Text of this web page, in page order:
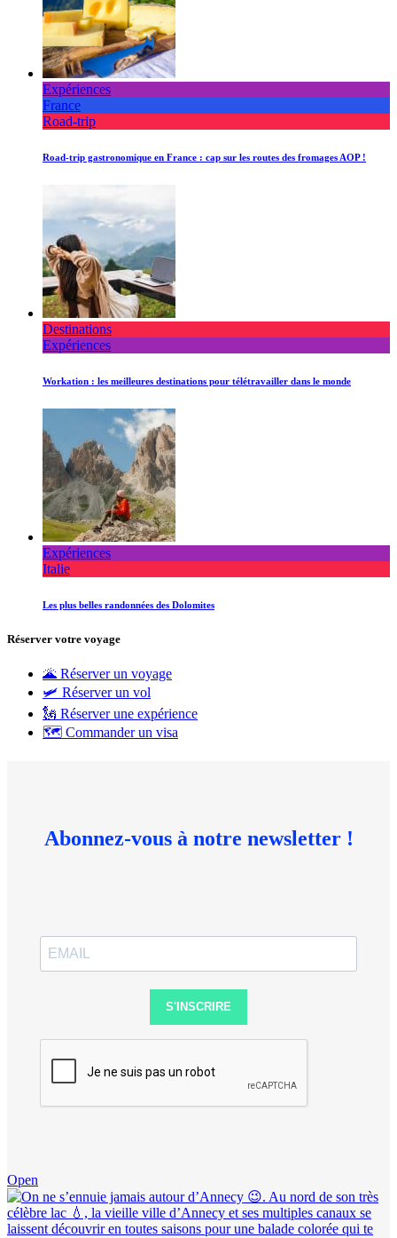
Expériences
France
Road-trip
Road-trip gastronomique en France : cap sur les routes des fromages AOP !
Destinations
Expériences
Workation : les meilleures destinations pour télétravailler dans le monde
Expériences
Italie
Les plus belles randonnées des Dolomites
Réserver votre voyage
🌋 Réserver un voyage
🛩 Réserver un vol
🗽 Réserver une expérience
🗺 Commander un visa
Abonnez-vous à notre newsletter !
S'INSCRIRE
Open